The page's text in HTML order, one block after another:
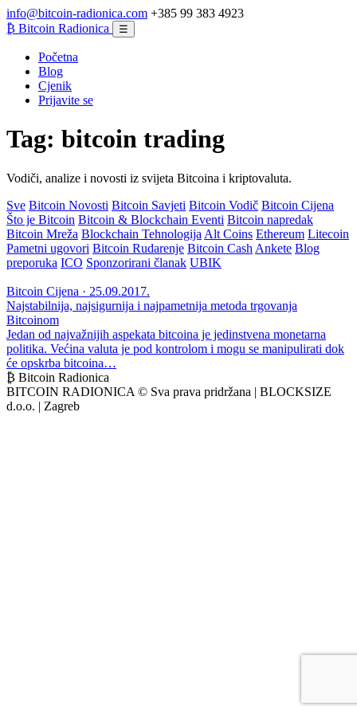
info@bitcoin-radionica.com +385 99 383 4923
₿ Bitcoin Radionica ☰
Početna
Blog
Cjenik
Prijavite se
Tag: bitcoin trading
Vodiči, analize i novosti iz svijeta Bitcoina i kriptovaluta.
Sve Bitcoin Novosti Bitcoin Savjeti Bitcoin Vodič Bitcoin Cijena
Što je Bitcoin Bitcoin & Blockchain Eventi Bitcoin napredak
Bitcoin Mreža Blockchain Tehnologija Alt Coins Ethereum Litecoin
Pametni ugovori Bitcoin Rudarenje Bitcoin Cash Ankete Blog
preporuka ICO Sponzorirani članak UBIK
Bitcoin Cijena · 25.09.2017.
Najstabilnija, najsigurnija i najpametnija metoda trgovanja
Bitcoinom
Jedan od najvažnijih aspekata bitcoina je jedinstvena monetarna
politika. Većina valuta je pod kontrolom i mogu se manipulirati dok
će opskrba bitcoina…
₿ Bitcoin Radionica
BITCOIN RADIONICA © Sva prava pridržana | BLOCKSIZE
d.o.o. | Zagreb